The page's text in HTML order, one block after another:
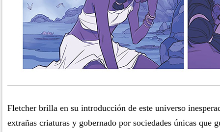
Fletcher brilla en su introducción de este universo
extrañas criaturas y gobernado por sociedades únicas que